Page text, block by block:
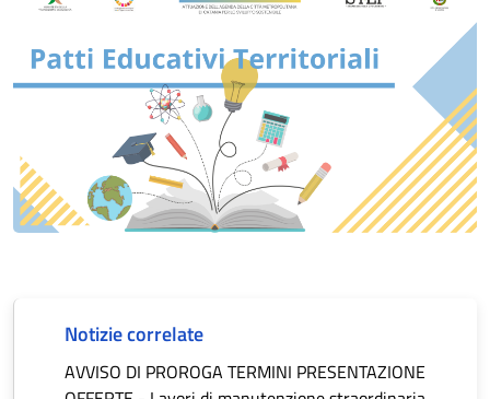
Notizie correlate
AVVISO DI PROROGA TERMINI PRESENTAZIONE